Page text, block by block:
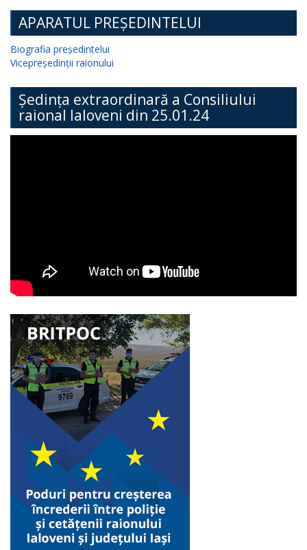
APARATUL PREȘEDINTELUI
Biografia președintelui
Vicepreședinții raionului
Ședința extraordinară a Consiliului
raional Ialoveni din 25.01.24